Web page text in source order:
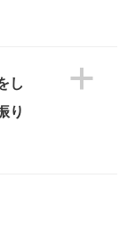
a
し
り